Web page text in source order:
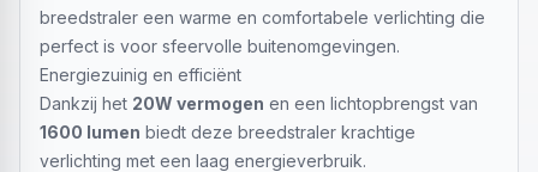
breedstraler een warme en comfortabele verlichting die
perfect is voor sfeervolle buitenomgevingen.
Energiezuinig en efficiënt
Dankzij het 20W vermogen en een lichtopbrengst van
1600 lumen biedt deze breedstraler krachtige
verlichting met een laag energieverbruik.